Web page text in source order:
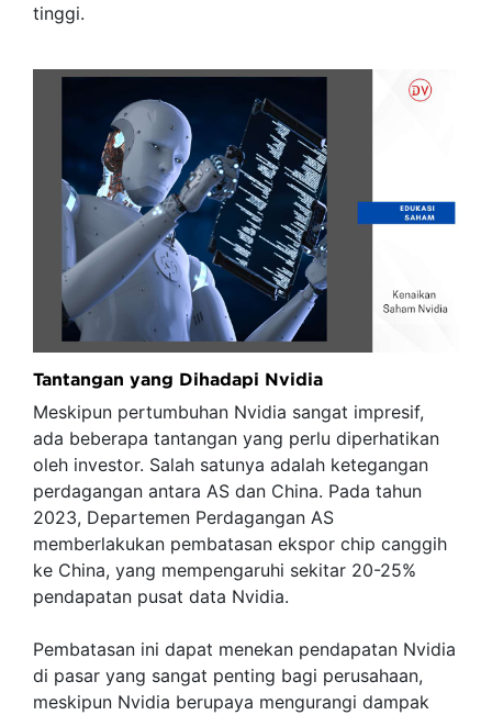
tinggi.
Tantangan yang Dihadapi Nvidia
Meskipun pertumbuhan Nvidia sangat impresif,
ada beberapa tantangan yang perlu diperhatikan
oleh investor. Salah satunya adalah ketegangan
perdagangan antara AS dan China. Pada tahun
2023, Departemen Perdagangan AS
memberlakukan pembatasan ekspor chip canggih
ke China, yang mempengaruhi sekitar 20-25%
pendapatan pusat data Nvidia.
Pembatasan ini dapat menekan pendapatan Nvidia
di pasar yang sangat penting bagi perusahaan,
meskipun Nvidia berupaya mengurangi dampak